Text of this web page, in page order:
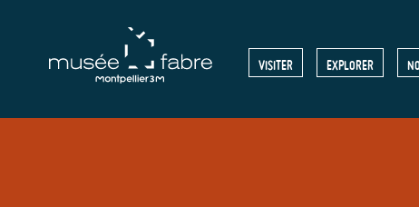
MENU
HEADER
VISITER EXPLORER